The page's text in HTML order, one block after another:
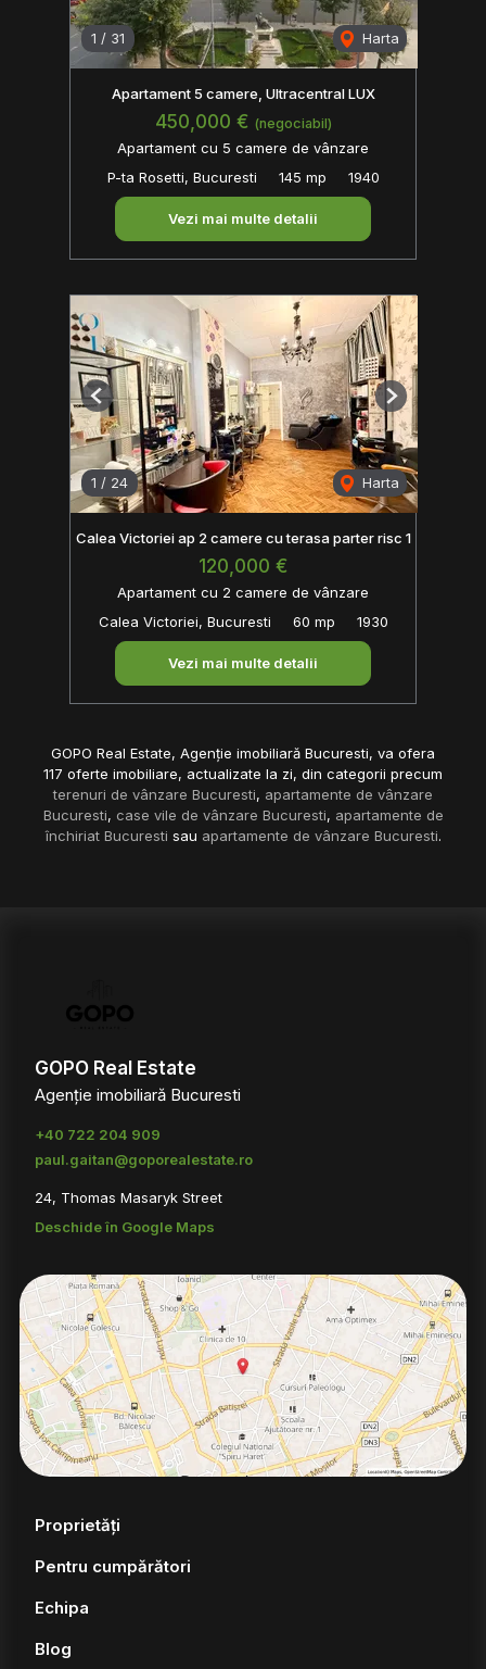
1 / 31 Harta
Apartament 5 camere, Ultracentral LUX
450,000 € (negociabil)
Apartament cu 5 camere de vânzare
P-ta Rosetti, Bucuresti
145 mp 1940
Vezi mai multe detalii
1 / 24 Harta
Previous Next
Calea Victoriei ap 2 camere cu terasa parter risc 1
120,000 €
Apartament cu 2 camere de vânzare
Calea Victoriei, Bucuresti
60 mp 1930
Vezi mai multe detalii
GOPO Real Estate, Agenție imobiliară Bucuresti, va ofera
117 oferte imobiliare, actualizate la zi, din categorii precum
terenuri de vânzare Bucuresti, apartamente de vânzare
Bucuresti, case vile de vânzare Bucuresti, apartamente de
închiriat Bucuresti sau apartamente de vânzare Bucuresti.
GOPO Real Estate
Agenție imobiliară Bucuresti
+40 722 204 909
paul.gaitan@goporealestate.ro
24, Thomas Masaryk Street
Deschide în Google Maps
Proprietăți
Pentru cumpărători
Echipa
Blog